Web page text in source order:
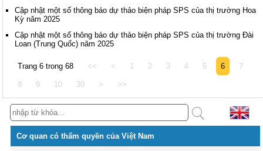
Cập nhật một số thông báo dự thảo biện pháp SPS của thị trường Hoa
Kỳ năm 2025
Cập nhật một số thông báo dự thảo biện pháp SPS của thị trường Đài
Loan (Trung Quốc) năm 2025
Trang 6 trong 68 << < 1 2 3 4 5 6 7
8 9 10 30 > >>
Cơ quan có thẩm quyền của Việt Nam